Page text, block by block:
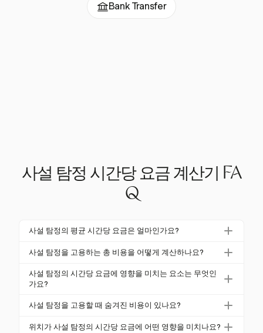
Bank Transfer
사설 탐정 시간당 요금 계산기 FA
Q
사설 탐정의 평균 시간당 요금은 얼마인가요?
사설 탐정의 평균 시간당 요금은 일반적으로 $100에
에서 $200 사이로 달라질 수 있습니다.
사설 탐정을 고용하는 총 비용을 어떻게 계산하나요?
총 비용을 계산하려면 시간당 요금에 필요한 예상 시간
을 곱하세요. 여행, 장비 및 선불 요금과 같은 추가 비용
사설 탐정의 시간당 요금에 영향을 미치는 요소는 무엇인
가요?
시간당 요금은 사건의 복잡성, 탐정의 경험, 지리적 위
는 종종 더 높은 요금을 요구합니다.
사설 탐정을 고용할 때 숨겨진 비용이 있나요?
네, 잠재적인 숨겨진 비용에는 여행 경비, 장비 비용, 데
위치가 사설 탐정의 시간당 요금에 어떤 영향을 미치나요?